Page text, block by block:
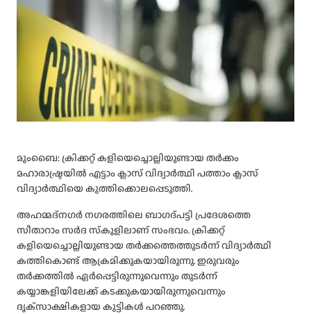
മുംബൈ: ക്രിക്കറ്റ് കളിയെച്ചൊല്ലിയുണ്ടായ തർക്കം
മഹാരാഷ്ട്രയിൽ എട്ടാം ക്ലാസ് വിദ്യാർത്ഥി പത്താം ക്ലാസ്
വിദ്യാർത്ഥിയെ കുത്തിക്കൊലപ്പെടുത്തി.
അഹമ്മദ്‌നഗർ നഗരത്തിലെ ബാഗദ്പട്ടി പ്രദേശത്തെ
സീതാറാം സർദ സ്‌കൂളിലാണ് സംഭവം. ക്രിക്കറ്റ്
കളിയെച്ചൊല്ലിയുണ്ടായ തർക്കത്തെത്തുടർന്ന് വിദ്യാർത്ഥി
കത്തികൊണ്ട് ആക്രമിക്കുകയായിരുന്നു. ഇരുവരും
തർക്കത്തിൽ ഏർപ്പെട്ടിരുന്നുവെന്നും തുടർന്ന്
കയ്യാങ്കളിയിലേക്ക് കടക്കുകയായിരുന്നുവെന്നും
ദൃക്‌സാക്ഷികളായ കുട്ടികൾ പറഞ്ഞു.